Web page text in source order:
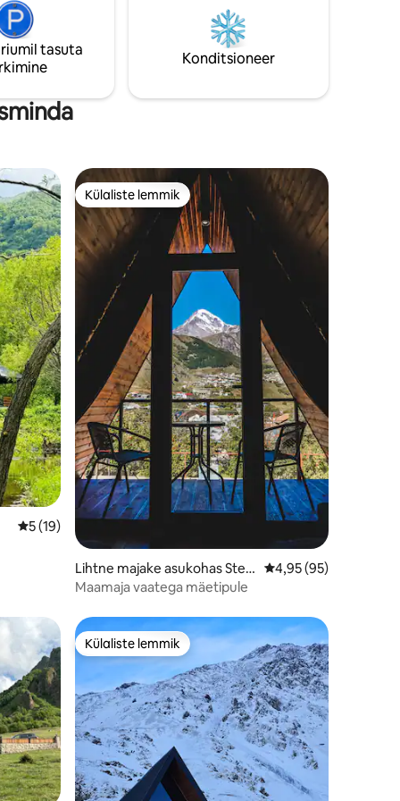
püsivate mälestuste loomiseks ✨ Ärka
tipuvaatega, uinu tähtede all 🌄
tasuta
Konditsioneer
Keskmine hinnang 5/5, 19 hinnangut
5 (19)
Külaliste lemmik
Külaliste lemmik
Lihtne majake asukohas Step
antsminda
Keskmine hinnang
4,95 (95)
Maamaja vaatega mäetipule
Külaliste lemmik
Külaliste lemmik